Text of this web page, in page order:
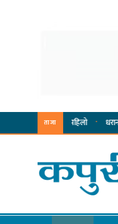
ताजा
पहिलो · धरान